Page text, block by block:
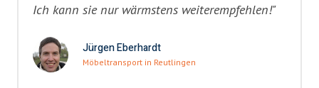
Ich kann sie nur wärmstens weiterempfehlen!"
Jürgen Eberhardt
Möbeltransport in Reutlingen